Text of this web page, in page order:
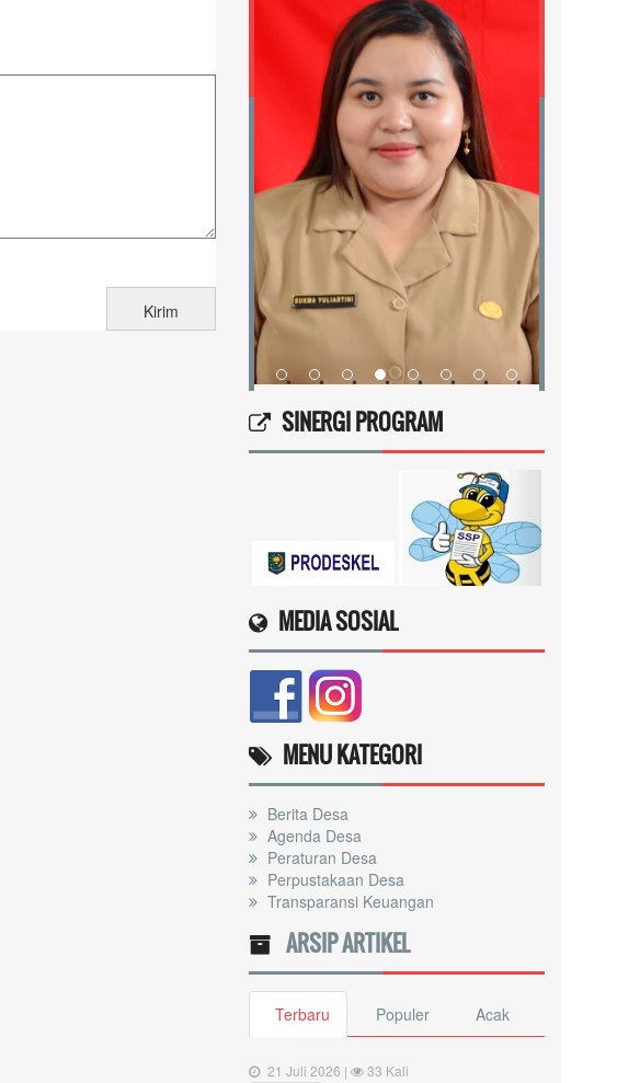
• • • • • • •
•
SINERGI PROGRAM
MEDIA SOSIAL
MENU KATEGORI
Berita Desa
Agenda Desa
Peraturan Desa
Perpustakaan Desa
Transparansi Keuangan
ARSIP ARTIKEL
Terbaru Populer Acak
21 Juli 2026 |
33 Kali